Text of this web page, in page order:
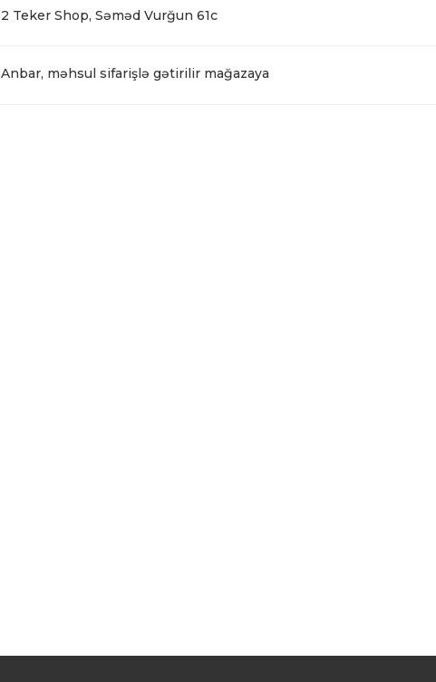
2 Teker Shop, Səməd Vurğun 61c
Anbar, məhsul sifarişlə gətirilir mağazaya